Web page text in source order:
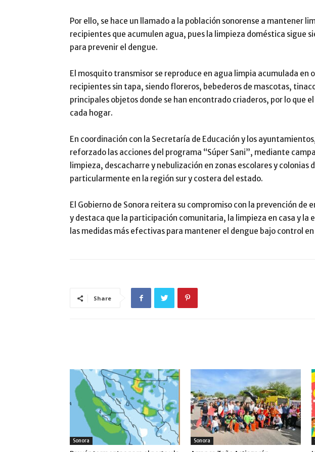
Por ello, se hace un llamado a la población sonorense a mantener
recipientes que acumulen agua, pues la limpieza doméstica sigue
para prevenir el dengue.
El mosquito transmisor se reproduce en agua limpia acumulada en
recipientes sin tapa, siendo floreros, bebederos de mascotas,
principales objetos donde se han encontrado criaderos, por lo que
cada hogar.
En coordinación con la Secretaría de Educación y los
reforzado las acciones del programa “Súper Sani”, mediante
limpieza, descacharre y nebulización en zonas escolares y colonias
particularmente en la región sur y costera del estado.
El Gobierno de Sonora reitera su compromiso con la prevención de
y destaca que la participación comunitaria, la limpieza en casa y la
las medidas más efectivas para mantener el dengue bajo control
Share
Sonora Sonora